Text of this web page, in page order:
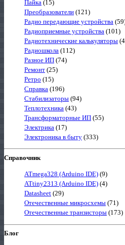
Пайка (15)
Преобразователи (121)
Радио передающие устройства
Радиоприемные устройства (101)
Радиотехнические калькуляторы
Радиошкола (112)
Разное ИП (74)
Ремонт (25)
Ретро (15)
Справка (196)
Стабилизаторы (94)
Теплотехника (43)
Трансформаторные ИП (55)
Электрика (17)
Электроника в быту (333)
Справочник
ATmega328 (Arduino IDE) (9)
ATtiny2313 (Arduino IDE) (4)
Datasheet (29)
Отечественные микросхемы (71)
Отечественные транзисторы (173)
Блог